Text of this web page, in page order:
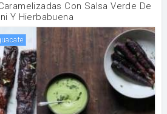
Con Salsa Verde De
Y Hierbabuena